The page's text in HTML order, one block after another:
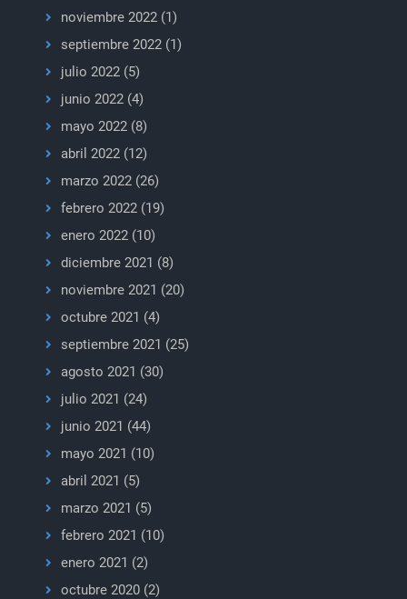
noviembre 2022(1)
septiembre 2022(1)
julio 2022(5)
junio 2022(4)
mayo 2022(8)
abril 2022(12)
marzo 2022(26)
febrero 2022(19)
enero 2022(10)
diciembre 2021 (8)
noviembre 2021 (20)
octubre 2021 (4)
septiembre 2021 (25)
agosto 2021 (30)
julio 2021 (24)
junio 2021 (44)
mayo 2021 (10)
abril 2021 (5)
marzo 2021 (5)
febrero 2021 (10)
enero 2021 (2)
octubre 2020(2)